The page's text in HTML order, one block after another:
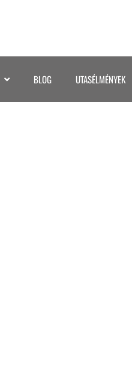
BLOG UTASÉLMÉNYEK